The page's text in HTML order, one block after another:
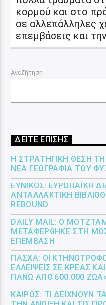
κορμού και στο
σε αλλεπάλληλες
επεμβάσεις και
Αναζήτηση
ΔΕΙΤΕ ΕΠΙΣΗΣ
Η ΣΤΡΑΤΗΓΙΚΉ ΘΈΣΗ
ΝΈΑ ΓΕΩΓΡΑΦΊΑ ΤΟΥ
ΕΎΝΙΚΟΣ: ΕΥΡΩΠΑΪΚΉ
ΑΝΤΑΛΛΑΚΤΙΚΉ
REBOUND
DAILY MAIL: Ο
ΜΕΤΑΦΈΡΘΗΚΕ ΣΤΗ
ΕΠΈΜΒΑΣΗ
ΠΆΣΧΑ: ΟΙ
ΕΛΛΕΊΨΕΙΣ ΣΕ ΚΡΈΑΣ
ΠΆΝΩ ΑΠΌ 600.000 ΖΏΑ»
ΚΑΙΡΌΣ: ΤΙ ΔΕΊΧΝΟΥΝ